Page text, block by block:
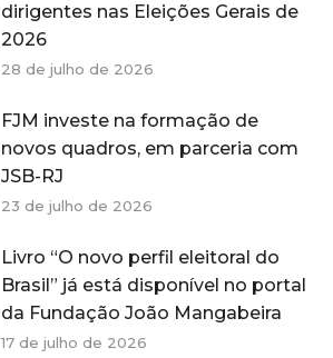
dirigentes nas Eleições Gerais de
2026
28 de julho de 2026
FJM investe na formação de
novos quadros, em parceria com
JSB-RJ
23 de julho de 2026
Livro “O novo perfil eleitoral do
Brasil” já está disponível no portal
da Fundação João Mangabeira
17 de julho de 2026